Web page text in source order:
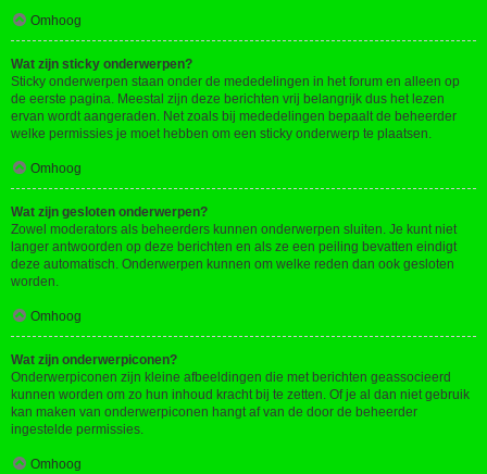
Omhoog
Wat zijn sticky onderwerpen?
Sticky onderwerpen staan onder de mededelingen in het forum en alleen op
de eerste pagina. Meestal zijn deze berichten vrij belangrijk dus het lezen
ervan wordt aangeraden. Net zoals bij mededelingen bepaalt de beheerder
welke permissies je moet hebben om een sticky onderwerp te plaatsen.
Omhoog
Wat zijn gesloten onderwerpen?
Zowel moderators als beheerders kunnen onderwerpen sluiten. Je kunt niet
langer antwoorden op deze berichten en als ze een peiling bevatten eindigt
deze automatisch. Onderwerpen kunnen om welke reden dan ook gesloten
worden.
Omhoog
Wat zijn onderwerpiconen?
Onderwerpiconen zijn kleine afbeeldingen die met berichten geassocieerd
kunnen worden om zo hun inhoud kracht bij te zetten. Of je al dan niet gebruik
kan maken van onderwerpiconen hangt af van de door de beheerder
ingestelde permissies.
Omhoog